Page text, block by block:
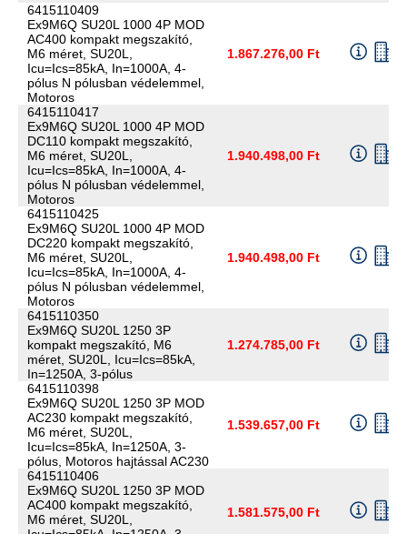
6415110409
Ex9M6Q SU20L 1000 4P MOD
AC400 kompakt megszakító,
M6 méret, SU20L,
Icu=Ics=85kA, In=1000A, 4-
pólus N pólusban védelemmel,
Motoros
1.867.276,00 Ft
6415110417
Ex9M6Q SU20L 1000 4P MOD
DC110 kompakt megszakító,
M6 méret, SU20L,
Icu=Ics=85kA, In=1000A, 4-
pólus N pólusban védelemmel,
Motoros
1.940.498,00 Ft
6415110425
Ex9M6Q SU20L 1000 4P MOD
DC220 kompakt megszakító,
M6 méret, SU20L,
Icu=Ics=85kA, In=1000A, 4-
pólus N pólusban védelemmel,
Motoros
1.940.498,00 Ft
6415110350
Ex9M6Q SU20L 1250 3P
kompakt megszakító, M6
méret, SU20L, Icu=Ics=85kA,
In=1250A, 3-pólus
1.274.785,00 Ft
6415110398
Ex9M6Q SU20L 1250 3P MOD
AC230 kompakt megszakító,
M6 méret, SU20L,
Icu=Ics=85kA, In=1250A, 3-
pólus, Motoros hajtással AC230
1.539.657,00 Ft
6415110406
Ex9M6Q SU20L 1250 3P MOD
AC400 kompakt megszakító,
M6 méret, SU20L,
1.581.575,00 Ft